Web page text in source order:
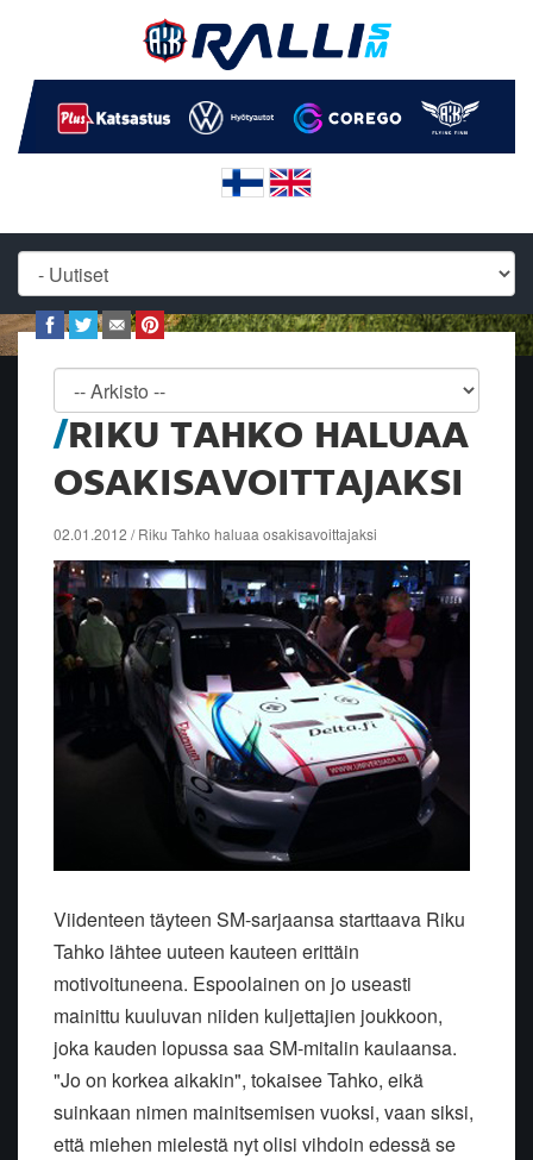
RIKU TAHKO HALUAA
OSAKISAVOITTAJAKSI
02.01.2012 / Riku Tahko haluaa osakisavoittajaksi
Viidenteen täyteen SM-sarjaansa starttaava Riku
Tahko lähtee uuteen kauteen erittäin
motivoituneena. Espoolainen on jo useasti
mainittu kuuluvan niiden kuljettajien joukkoon,
joka kauden lopussa saa SM-mitalin kaulaansa.
"Jo on korkea aikakin", tokaisee Tahko, eikä
suinkaan nimen mainitsemisen vuoksi, vaan siksi,
että miehen mielestä nyt olisi vihdoin edessä se